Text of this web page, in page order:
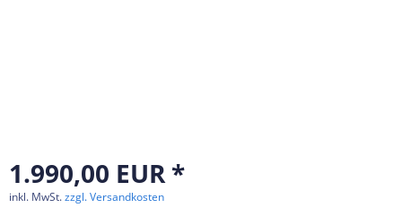
1.990,00 EUR *
inkl. MwSt.zzgl. Versandkosten